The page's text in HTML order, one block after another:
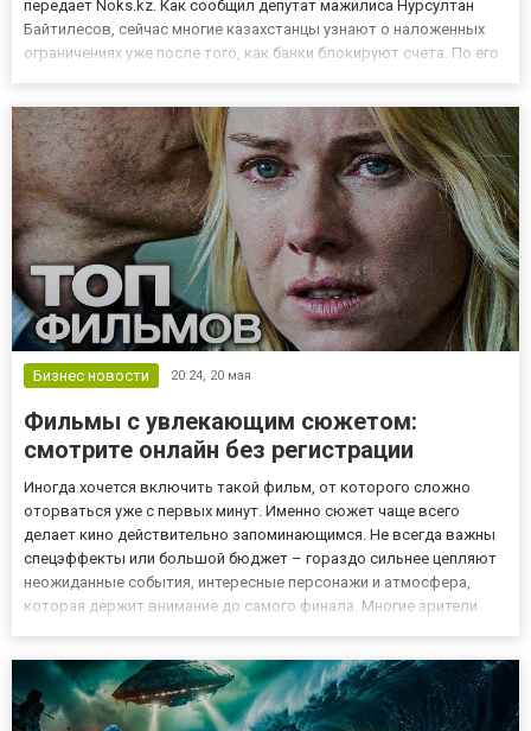
передает Noks.kz. Как сообщил депутат мажилиса Нурсултан
Байтилесов, сейчас многие казахстанцы узнают о наложенных
ограничениях уже после того, как банки блокируют счета. По его
обязанность...
Бизнес новости 20:24, 20 мая
Фильмы с увлекающим сюжетом:
смотрите онлайн без регистрации
Иногда хочется включить такой фильм, от которого сложно
оторваться уже с первых минут. Именно сюжет чаще всего
делает кино действительно запоминающимся. Не всегда важны
спецэффекты или большой бюджет – гораздо сильнее цепляют
неожиданные события, интересные персонажи и атмосфера,
которая держит внимание до самого финала. Многие зрители
поисков....